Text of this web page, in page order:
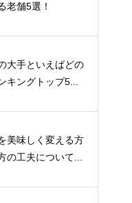
老舗5選！
大手といえばどの
キングトップ5...
美味しく変える方
の工夫について...